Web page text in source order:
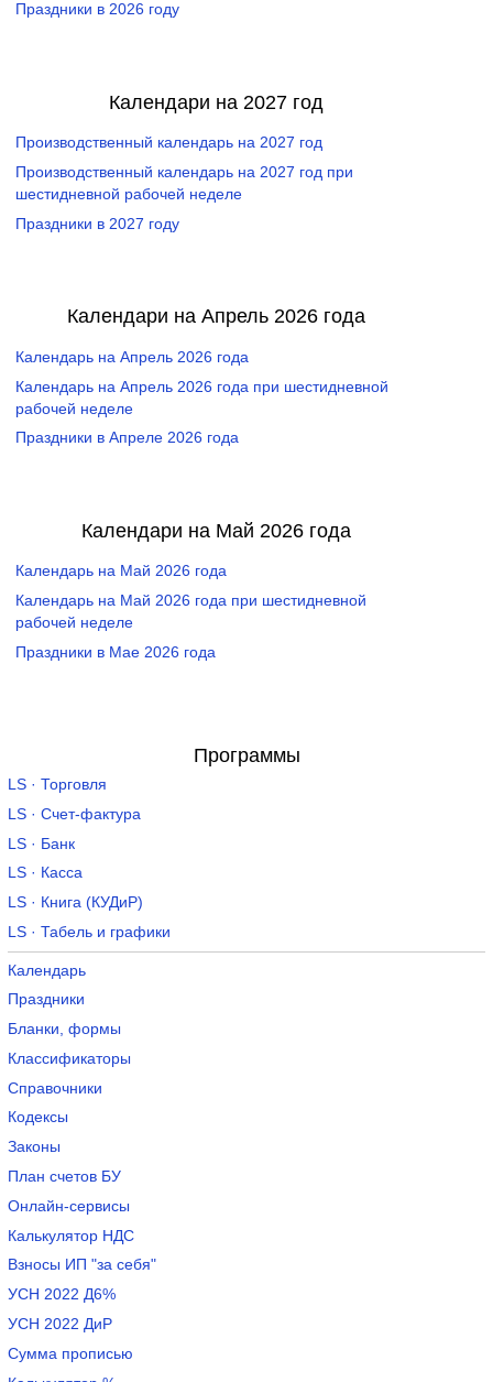
Праздники в 2026 году
Календари на 2027 год
Производственный календарь на 2027 год
Производственный календарь на 2027 год при
шестидневной рабочей неделе
Праздники в 2027 году
Календари на Апрель 2026 года
Календарь на Апрель 2026 года
Календарь на Апрель 2026 года при шестидневной
рабочей неделе
Праздники в Апреле 2026 года
Календари на Май 2026 года
Календарь на Май 2026 года
Календарь на Май 2026 года при шестидневной
рабочей неделе
Праздники в Мае 2026 года
Программы
LS · Торговля
LS · Счет-фактура
LS · Банк
LS · Касса
LS · Книга (КУДиР)
LS · Табель и графики
Календарь
Праздники
Бланки, формы
Классификаторы
Справочники
Кодексы
Законы
План счетов БУ
Онлайн-сервисы
Калькулятор НДС
Взносы ИП "за себя"
УСН 2022 Д6%
УСН 2022 ДиР
Сумма прописью